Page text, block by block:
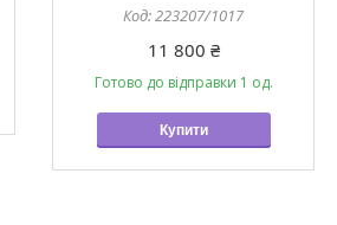
223207/1017
11 800 ₴
Готово до відправки 1 од.
Купити